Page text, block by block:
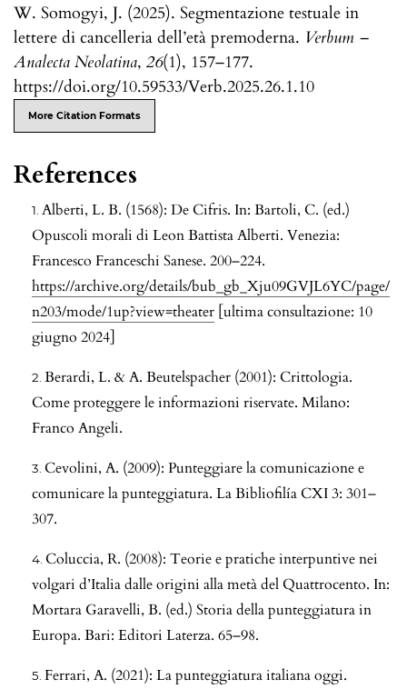
W. Somogyi, J. (2025). Segmentazione testuale in
lettere di cancelleria dell’età premoderna. Verbum –
Analecta Neolatina, 26(1), 157–177.
https://doi.org/10.59533/Verb.2025.26.1.10
More Citation Formats
References
Alberti, L. B. (1568): De Cifris. In: Bartoli, C. (ed.)
Opuscoli morali di Leon Battista Alberti. Venezia:
Francesco Franceschi Sanese. 200–224.
https://archive.org/details/bub_gb_Xju09GVJL6YC/page/
n203/mode/1up?view=theater [ultima consultazione: 10
giugno 2024]
Berardi, L. & A. Beutelspacher (2001): Crittologia.
Come proteggere le informazioni riservate. Milano:
Franco Angeli.
Cevolini, A. (2009): Punteggiare la comunicazione e
comunicare la punteggiatura. La Bibliofilía CXI 3: 301–
307.
Coluccia, R. (2008): Teorie e pratiche interpuntive nei
volgari d’Italia dalle origini alla metà del Quattrocento. In:
Mortara Garavelli, B. (ed.) Storia della punteggiatura in
Europa. Bari: Editori Laterza. 65–98.
Ferrari, A. (2021): La punteggiatura italiana oggi.